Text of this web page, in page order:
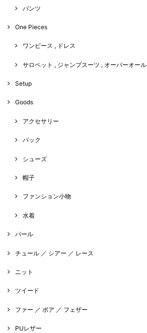
パンツ
One Pieces
ワンピース , ドレス
サロペット , ジャンプスーツ , オーバーオール
Setup
Goods
アクセサリー
バック
シューズ
帽子
ファンション小物
水着
パール
チュール ／ シアー ／ レース
ニット
ツイード
ファー ／ ボア ／ フェザー
PUレザー